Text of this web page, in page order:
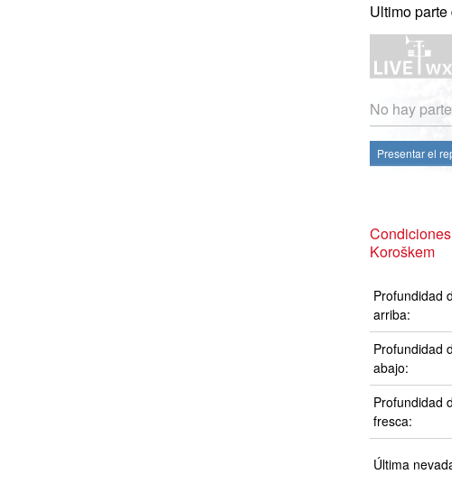
Ultimo
No hay
Presentar el
Koroškem
Profundidad
arriba:
Profundidad
abajo:
Profundidad
fresca:
Última